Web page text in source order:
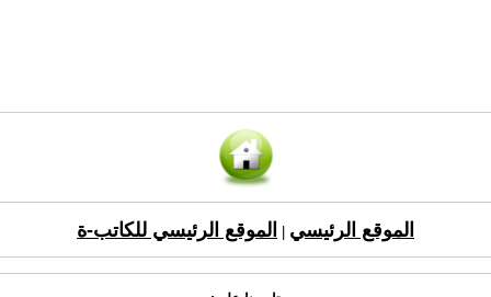
الموقع الرئيسي الموقع الرئيسي للكاتب-ة